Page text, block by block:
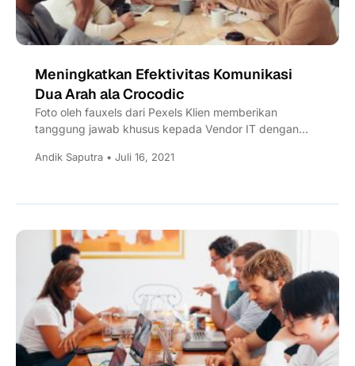
Meningkatkan Efektivitas Komunikasi
Dua Arah ala Crocodic
Foto oleh fauxels dari Pexels Klien memberikan
tanggung jawab khusus kepada Vendor IT dengan
dan...
Andik Saputra • Juli 16, 2021